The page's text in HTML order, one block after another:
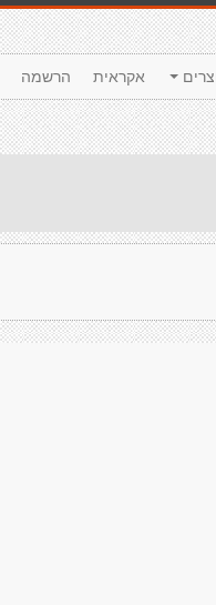
הרשמה אקראית